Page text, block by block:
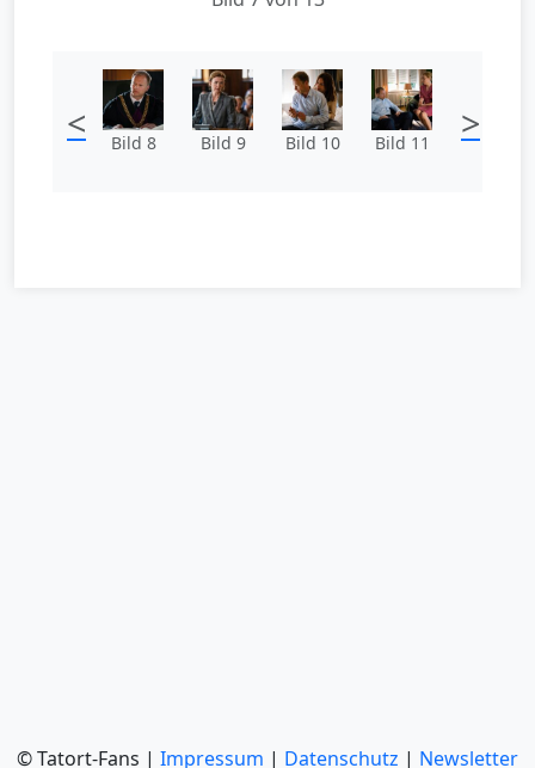
< Bild 8 Bild 9 Bild 10 Bild 11 >
© Tatort-Fans | Impressum | Datenschutz | Newsletter